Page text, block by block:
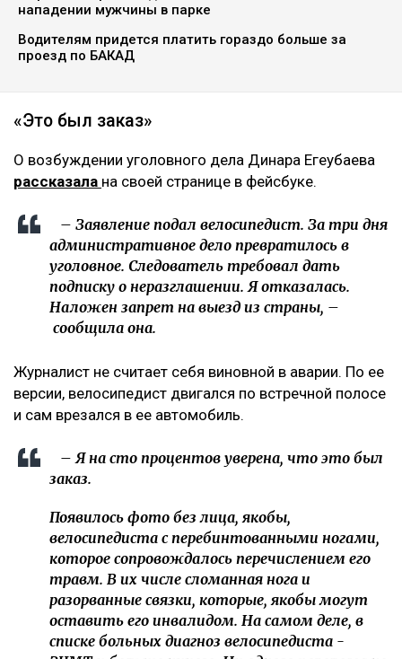
нападении мужчины в парке
Водителям придется платить гораздо больше за
проезд по БАКАД
«Это был заказ»
О возбуждении уголовного дела Динара Егеубаева
рассказала на своей странице в фейсбуке.
– Заявление подал велосипедист. За три дня
административное дело превратилось в
уголовное. Следователь требовал дать
подписку о неразглашении. Я отказалась.
Наложен запрет на выезд из страны, –
сообщила она.
Журналист не считает себя виновной в аварии. По ее
версии, велосипедист двигался по встречной полосе
и сам врезался в ее автомобиль.
– Я на сто процентов уверена, что это был
заказ.
Появилось фото без лица, якобы,
велосипедиста с перебинтованными ногами,
которое сопровождалось перечислением его
травм. В их числе сломанная нога и
разорванные связки, которые, якобы могут
оставить его инвалидом. На самом деле, в
списке больных диагноз велосипедиста -